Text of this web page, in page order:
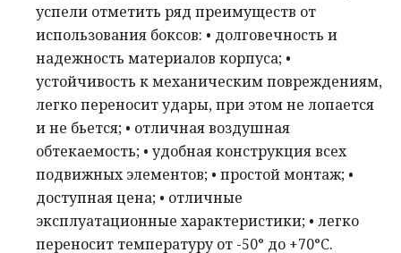
успели отметить ряд преимуществ от
использования боксов: • долговечность и
надежность материалов корпуса; •
устойчивость к механическим повреждениям,
легко переносит удары, при этом не лопается
и не бьется; • отличная воздушная
обтекаемость; • удобная конструкция всех
подвижных элементов; • простой монтаж; •
доступная цена; • отличные
эксплуатационные характеристики; • легко
переносит температуру от -50° до +70°C.